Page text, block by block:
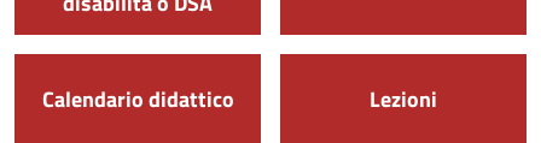
Calendario didattico Lezioni